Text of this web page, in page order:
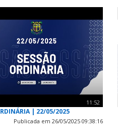
11:52
| 22/05/2025
Publicada em 26/05/2025 09:38:16